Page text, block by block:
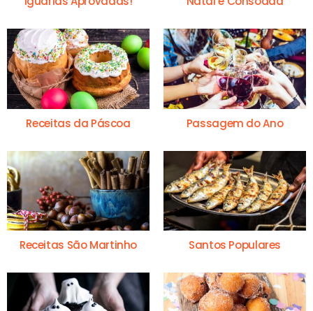
Receitas da Páscoa Passagem do Ano
Receitas São Martinho Santos Populares